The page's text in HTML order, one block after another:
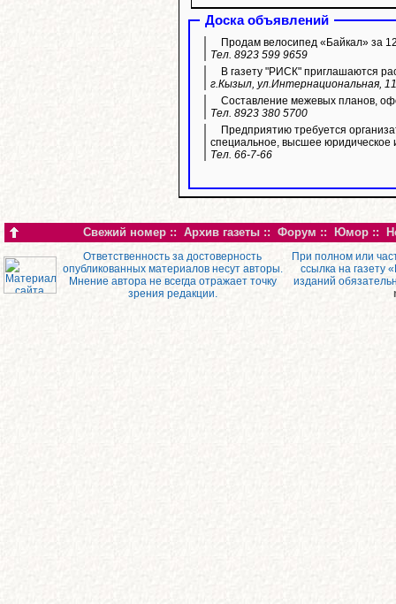
Доска объявлений
Продам велосипед «Байкал» за
Тел. 8923 599 9659
В газету "РИСК" приглашаются
г.Кызыл, ул.Интернациональная,
Составление межевых планов,
Тел. 8923 380 5700
Предприятию требуется
специальное, высшее юридическое
Тел. 66-7-66
Свежий номер :: Архив газеты :: Форум :: Юмор ::
Ответственность за достоверность
опубликованных материалов несут авторы.
Мнение автора не всегда отражает точку
зрения редакции.
При полном или
ссылка на газету
изданий